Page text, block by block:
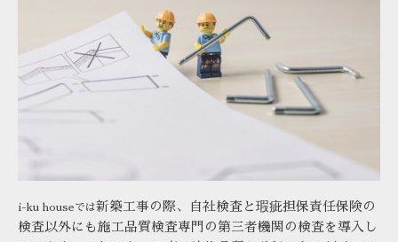
i-ku houseでは新築工事の際、自社検査と瑕疵担保責任保険の
検査以外にも施工品質検査専門の第三者機関の検査を導入し